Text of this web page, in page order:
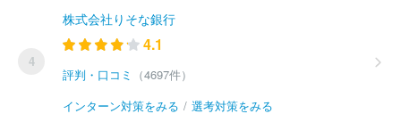
4
株式会社りそな銀行
4.1
評判・口コミ
（4697件）
インターン対策をみる / 選考対策をみる